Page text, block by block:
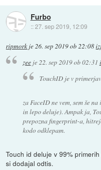
Furbo
::27. sep 2019, 12:09
ripmork je 26. sep 2019 ob 22:08
zeeje22. sep 2019 ob 02:31
TouchID je v
za FaceID ne vem, sem še
in lepo deluje). Ampak ja,
prepozna fingerprint-a,
kodo odklepam.
Touch id deluje v 99%
si dodajal odtis.